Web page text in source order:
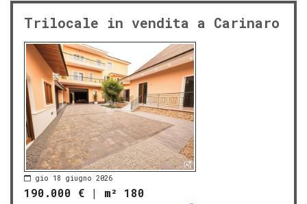
Trilocale in vendita a Carinaro
gio 18 giugno 2026
190.000 € | m² 180